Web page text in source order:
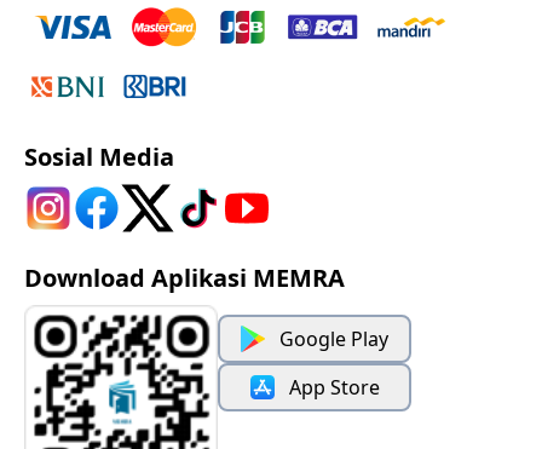
Sosial Media
Download Aplikasi MEMRA
Google Play
App Store